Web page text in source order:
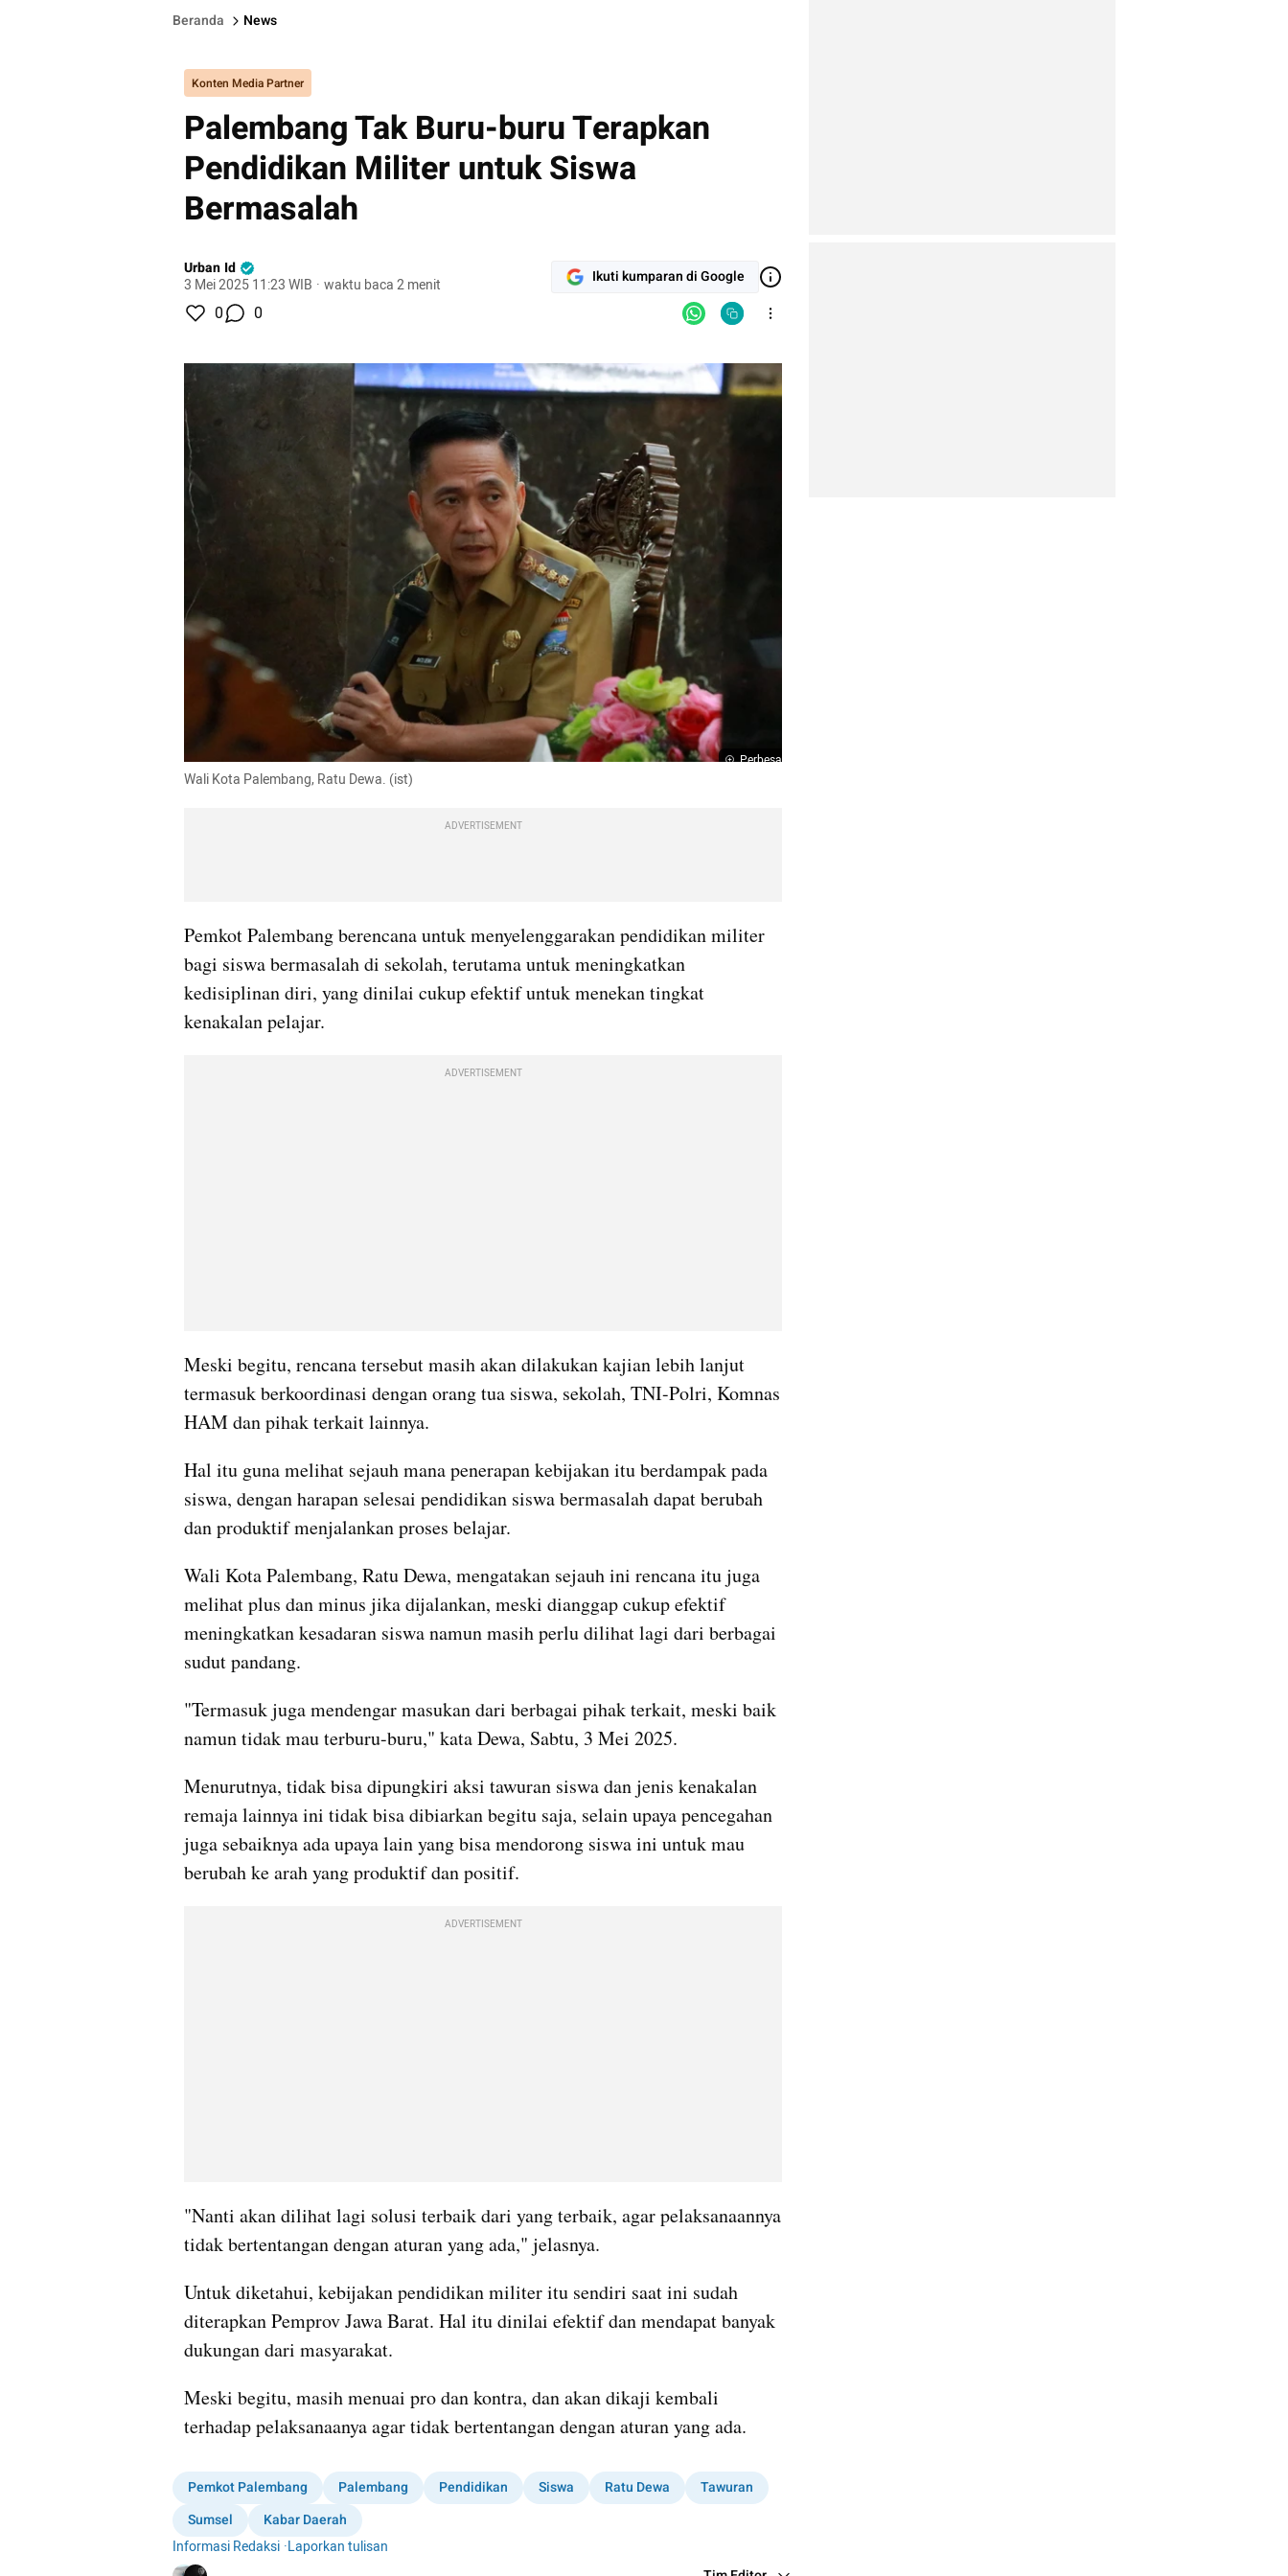
Beranda News
Konten Media Partner
Palembang Tak Buru-buru Terapkan
Pendidikan Militer untuk Siswa
Bermasalah
Urban Id
3 Mei 2025 11:23 WIB · waktu baca 2 menit Ikuti kumparan di Google
0 0
Perbesar
Wali Kota Palembang, Ratu Dewa. (ist)
ADVERTISEMENT
Pemkot Palembang berencana untuk menyelenggarakan pendidikan militer
bagi siswa bermasalah di sekolah, terutama untuk meningkatkan
kedisiplinan diri, yang dinilai cukup efektif untuk menekan tingkat
kenakalan pelajar.
ADVERTISEMENT
Meski begitu, rencana tersebut masih akan dilakukan kajian lebih lanjut
termasuk berkoordinasi dengan orang tua siswa, sekolah, TNI-Polri, Komnas
HAM dan pihak terkait lainnya.
Hal itu guna melihat sejauh mana penerapan kebijakan itu berdampak pada
siswa, dengan harapan selesai pendidikan siswa bermasalah dapat berubah
dan produktif menjalankan proses belajar.
Wali Kota Palembang, Ratu Dewa, mengatakan sejauh ini rencana itu juga
melihat plus dan minus jika dijalankan, meski dianggap cukup efektif
meningkatkan kesadaran siswa namun masih perlu dilihat lagi dari berbagai
sudut pandang.
"Termasuk juga mendengar masukan dari berbagai pihak terkait, meski baik
namun tidak mau terburu-buru," kata Dewa, Sabtu, 3 Mei 2025.
Menurutnya, tidak bisa dipungkiri aksi tawuran siswa dan jenis kenakalan
remaja lainnya ini tidak bisa dibiarkan begitu saja, selain upaya pencegahan
juga sebaiknya ada upaya lain yang bisa mendorong siswa ini untuk mau
berubah ke arah yang produktif dan positif.
ADVERTISEMENT
"Nanti akan dilihat lagi solusi terbaik dari yang terbaik, agar pelaksanaannya
tidak bertentangan dengan aturan yang ada," jelasnya.
Untuk diketahui, kebijakan pendidikan militer itu sendiri saat ini sudah
diterapkan Pemprov Jawa Barat. Hal itu dinilai efektif dan mendapat banyak
dukungan dari masyarakat.
Meski begitu, masih menuai pro dan kontra, dan akan dikaji kembali
terhadap pelaksanaanya agar tidak bertentangan dengan aturan yang ada.
Pemkot Palembang Palembang Pendidikan Siswa Ratu Dewa
Tawuran
Sumsel
Kabar Daerah
Informasi Redaksi ·Laporkan tulisan